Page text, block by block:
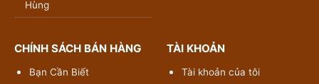
Hùng
CHÍNH SÁCH BÁN HÀNG
Bạn Cần Biết
TÀI KHOẢN
Tài khoản của tôi